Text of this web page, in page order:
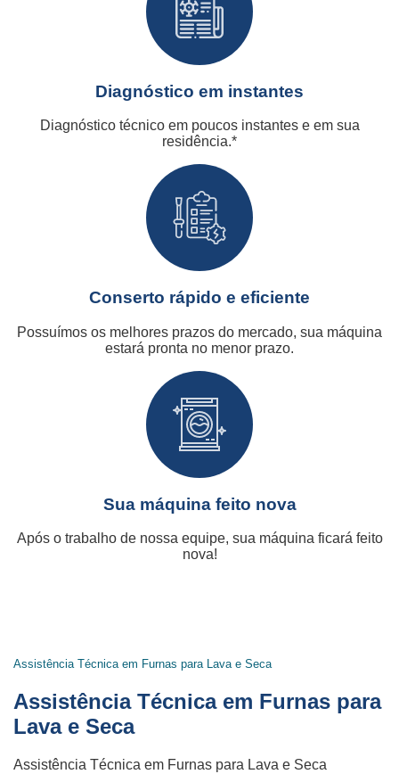
Diagnóstico em instantes
Diagnóstico técnico em poucos instantes e em sua
residência.*
Conserto rápido e eficiente
Possuímos os melhores prazos do mercado, sua máquina
estará pronta no menor prazo.
Sua máquina feito nova
Após o trabalho de nossa equipe, sua máquina ficará feito
nova!
Assistência Técnica em Furnas para Lava e Seca
Assistência Técnica em Furnas para
Lava e Seca
Assistência Técnica em Furnas para Lava e Seca